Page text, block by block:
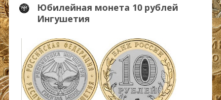
Юбилейная монета 10 рублей
Ингушетия